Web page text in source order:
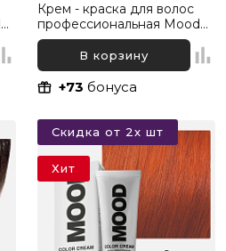
Крем - краска для волос
профессиональная Mood
6/00 Темный русый
Интенсивный натуральный,
100 мл
В корзину
+73 бонуса
Скидка от 2х шт
Хит